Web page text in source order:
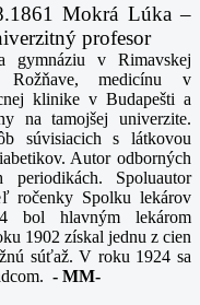
Mokrá Lúka –
profesor
gymnáziu v Rimavskej
medicínu v
klinike v Budapešti a
na tamojšej univerzite.
súvisiacich s látkovou
Autor odborných
Spoluautor
ročenky Spolku lekárov
bol hlavným lekárom
1902 získal jednu z cien
súťaž. V roku 1924 sa
- MM-